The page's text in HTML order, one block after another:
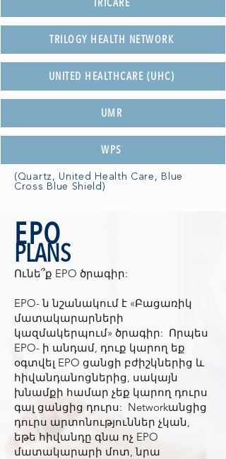
TRICARE
TRILOGY HEALTH NETWORK
UNITED HEALTHCARE (UHC)
UMR
WPS
(Quartz, United Health Care, Blue
Cross Blue Shield)
EPO
PLANS
Ունե՞ք EPO ծրագիր:
EPO- ն նշանակում է «Բացառիկ
մատակարարների
կազմակերպում» ծրագիր: Որպես
EPO- ի անդամ, դուք կարող եք
օգտվել EPO ցանցի բժիշկներից և
հիվանդանոցներից, սակայն
խնամքի համար չեք կարող դուրս
գալ ցանցից դուրս: Networkանցից
դուրս արտոնություններ չկան,
եթե հիվանդը գնա ոչ EPO
մատակարարի մոտ, նրա